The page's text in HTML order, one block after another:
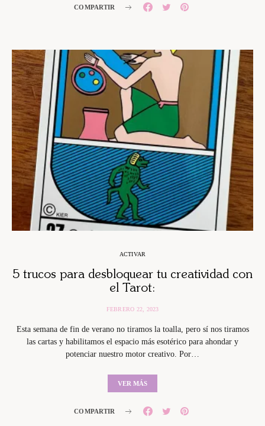
COMPARTIR
ACTIVAR
5 trucos para desbloquear tu creatividad con
el Tarot:
FEBRERO 22, 2023
Esta semana de fin de verano no tiramos la toalla, pero sí nos tiramos
las cartas y habilitamos el espacio más esotérico para ahondar y
potenciar nuestro motor creativo. Por…
VER MÁS
COMPARTIR